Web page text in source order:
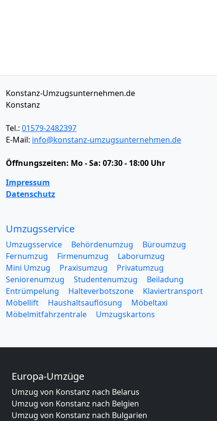
Konstanz-Umzugsunternehmen.de
Konstanz
Tel.: 01579-2482397
E-Mail: info@konstanz-umzugsunternehmen.de
Öffnungszeiten: Mo - Sa: 07:30 - 18:00 Uhr
Impressum
Datenschutz
Umzugsservice
Umzugsservice Behördenumzug
Büroumzug
Fernumzug
Firmenumzug
Laborumzug
Mini Umzug
Praxisumzug
Privatumzug
Seniorenumzug
Studentenumzug
Beiladung
Entrümpelung
Halteverbotszone
Klaviertransport
Möbellift
Haushaltsauflösung
Möbeltaxi
Möbelmitfahrzentrale
Umzugskartons
Europa-Umzüge
Umzug von Konstanz nach Belarus
Umzug von Konstanz nach Belgien
Umzug von Konstanz nach Bulgarien